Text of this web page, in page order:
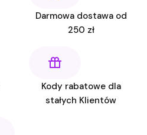
Darmowa dostawa od
250 zł
Kody rabatowe dla
stałych Klientów